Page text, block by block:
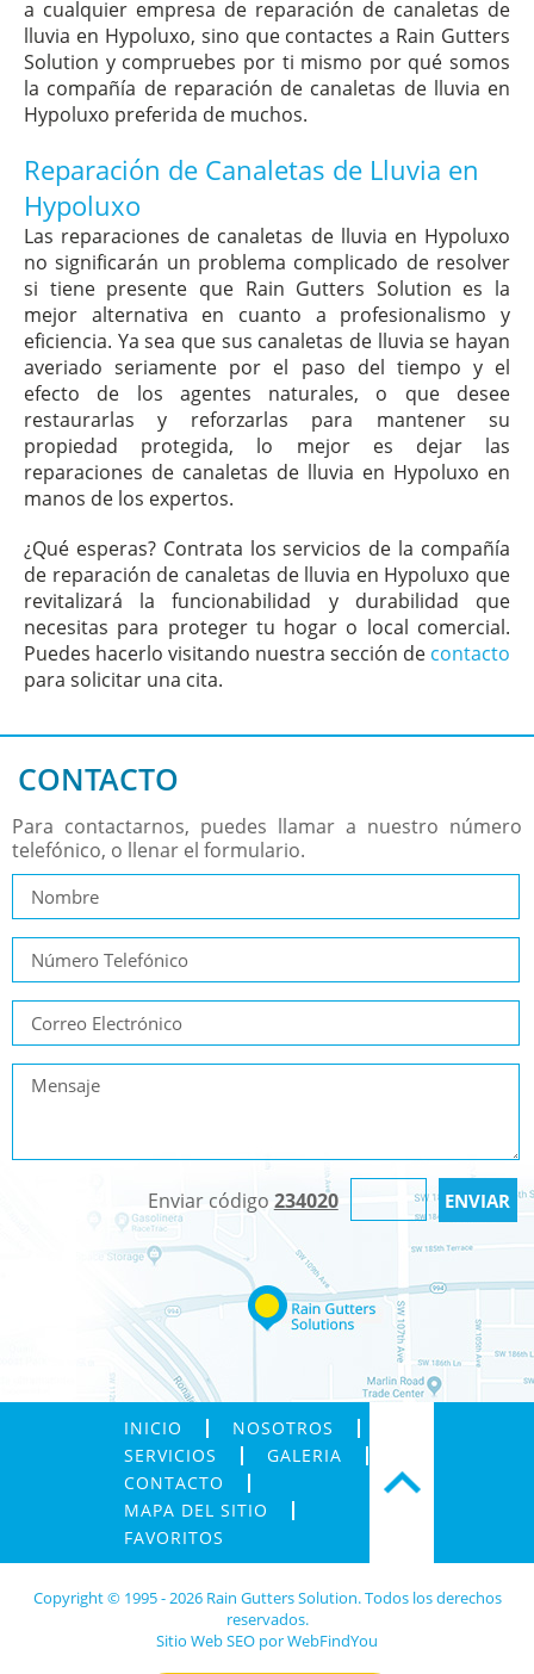
a cualquier empresa de reparación de canaletas de
lluvia en Hypoluxo, sino que contactes a Rain Gutters
Solution y compruebes por ti mismo por qué somos
la compañía de reparación de canaletas de lluvia en
Hypoluxo preferida de muchos.
Reparación de Canaletas de Lluvia en
Hypoluxo
Las reparaciones de canaletas de lluvia en Hypoluxo
no significarán un problema complicado de resolver
si tiene presente que Rain Gutters Solution es la
mejor alternativa en cuanto a profesionalismo y
eficiencia. Ya sea que sus canaletas de lluvia se hayan
averiado seriamente por el paso del tiempo y el
efecto de los agentes naturales, o que desee
restaurarlas y reforzarlas para mantener su
propiedad protegida, lo mejor es dejar las
reparaciones de canaletas de lluvia en Hypoluxo en
manos de los expertos.
¿Qué esperas? Contrata los servicios de la compañía
de reparación de canaletas de lluvia en Hypoluxo que
revitalizará la funcionabilidad y durabilidad que
necesitas para proteger tu hogar o local comercial.
Puedes hacerlo visitando nuestra sección de contacto
para solicitar una cita.
CONTACTO
Para contactarnos, puedes llamar a nuestro número
telefónico, o llenar el formulario.
Enviar código 234020
INICIO
NOSOTROS
SERVICIOS
GALERIA
CONTACTO
MAPA DEL SITIO
FAVORITOS
Copyright © 1995 - 2026 Rain Gutters Solution. Todos los derechos
reservados.
Sitio Web SEO porWebFindYou